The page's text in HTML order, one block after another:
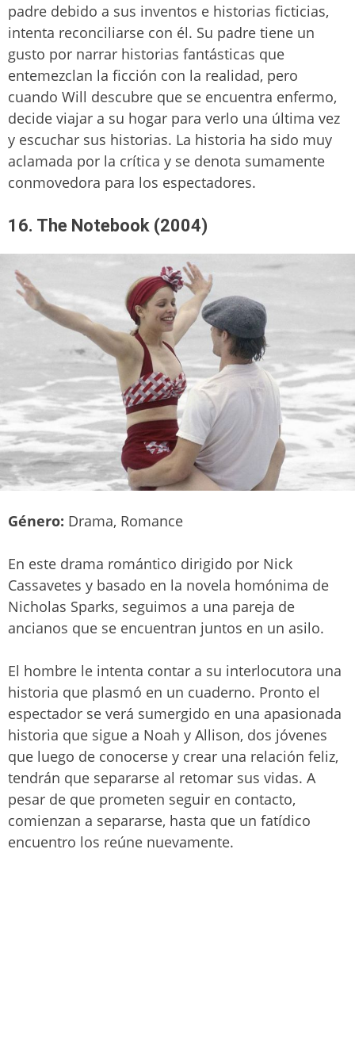
padre debido a sus inventos e historias ficticias,
intenta reconciliarse con él. Su padre tiene un
gusto por narrar historias fantásticas que
entemezclan la ficción con la realidad, pero
cuando Will descubre que se encuentra enfermo,
decide viajar a su hogar para verlo una última vez
y escuchar sus historias. La historia ha sido muy
aclamada por la crítica y se denota sumamente
conmovedora para los espectadores.
16. The Notebook (2004)
Género: Drama, Romance
En este drama romántico dirigido por Nick
Cassavetes y basado en la novela homónima de
Nicholas Sparks, seguimos a una pareja de
ancianos que se encuentran juntos en un asilo.
El hombre le intenta contar a su interlocutora una
historia que plasmó en un cuaderno. Pronto el
espectador se verá sumergido en una apasionada
historia que sigue a Noah y Allison, dos jóvenes
que luego de conocerse y crear una relación feliz,
tendrán que separarse al retomar sus vidas. A
pesar de que prometen seguir en contacto,
comienzan a separarse, hasta que un fatídico
encuentro los reúne nuevamente.